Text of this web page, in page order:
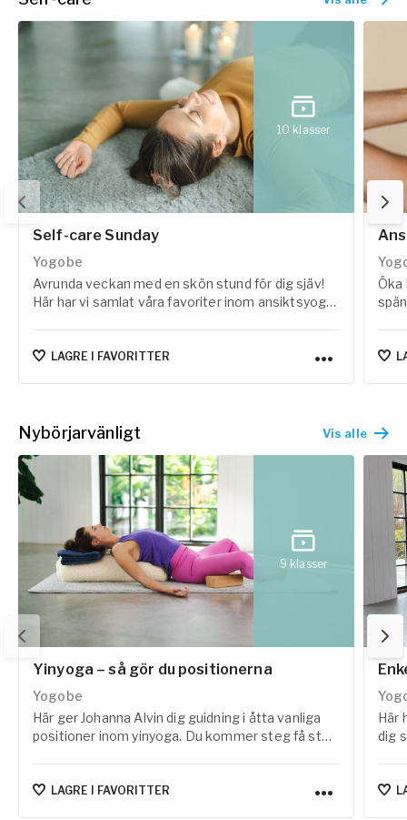
10 klasser
Self-care Sunday
Yogobe
Avrunda veckan med en skön stund för dig sjäv!
Här har vi samlat våra favoriter inom ansiktsyoga,
kommer. 🤍
LAGRE I FAVORITTER
Öka
Nybörjarvänligt Vis alle
9 klasser
Yinyoga – så gör du positionerna
Yogobe
Här ger Johanna Alvin dig guidning i åtta vanliga
positioner inom yinyoga. Du kommer steg få steg
som funkar din kropp och dina behov.
LAGRE I FAVORITTER
Här
dig